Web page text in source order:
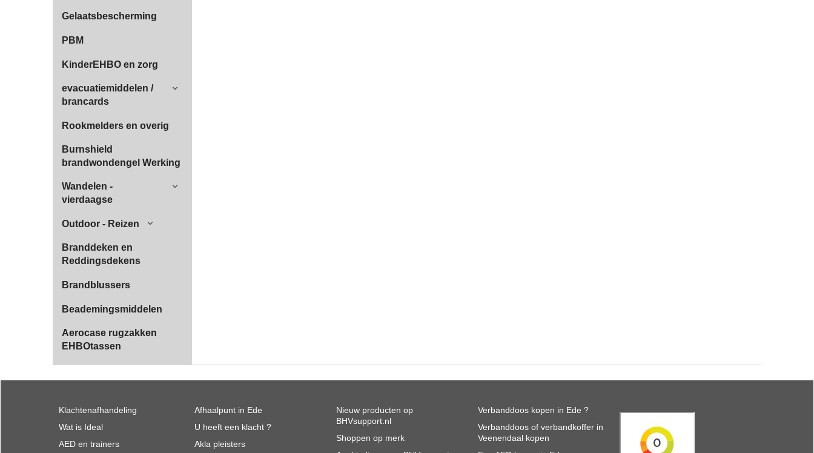
Gelaatsbescherming
PBM
KinderEHBO en zorg
evacuatiemiddelen /
brancards
Rookmelders en overig
Burnshield
brandwondengel Werking
Wandelen -
vierdaagse
Outdoor - Reizen
Branddeken en
Reddingsdekens
Brandblussers
Beademingsmiddelen
Aerocase rugzakken
EHBOtassen
Klachtenafhandeling
Wat is Ideal
AED en trainers
Afhaalpunt in Ede
U heeft een klacht ?
Akla pleisters
Nieuw producten op
BHVsupport.nl
Shoppen op merk
Verbanddoos kopen in Ede ?
Verbanddoos of verbandkoffer in
Veenendaal kopen